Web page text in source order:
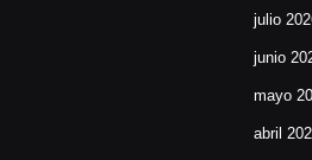
julio
junio
mayo
abril